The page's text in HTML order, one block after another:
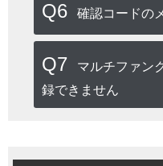
Q6 確認コードの
Q7
マルチファン
録できません